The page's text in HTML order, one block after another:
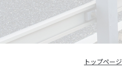
トップページ